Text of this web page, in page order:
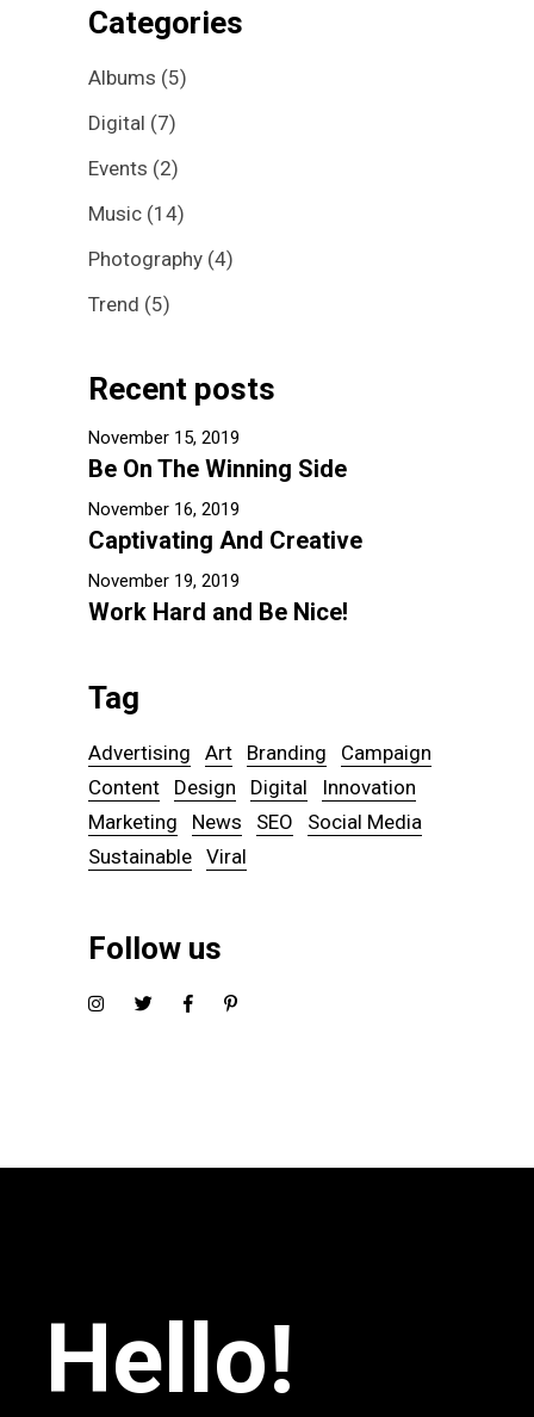
Categories
Albums (5)
Digital (7)
Events (2)
Music (14)
Photography (4)
Trend (5)
Recent posts
November 15, 2019
Be On The Winning Side
November 16, 2019
Captivating And Creative
November 19, 2019
Work Hard and Be Nice!
Tag
Advertising Art Branding
Campaign
Content
Design Digital
Innovation
Marketing
News SEO
Social Media
Sustainable Viral
Follow us
Hello!